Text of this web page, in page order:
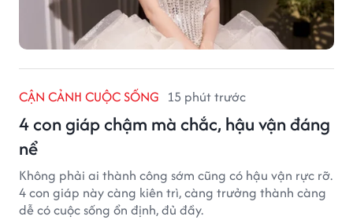
CẬN CẢNH CUỘC SỐNG 15 phút trước
4 con giáp chậm mà chắc, hậu vận đáng
nể
Không phải ai thành công sớm cũng có hậu vận rực rỡ.
4 con giáp này càng kiên trì, càng trưởng thành càng
dễ có cuộc sống ổn định, đủ đầy.